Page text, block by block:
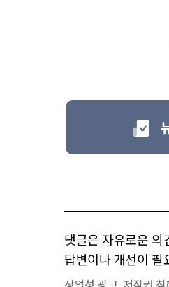
댓글은 자유로운 의
답변이나 개선이 필